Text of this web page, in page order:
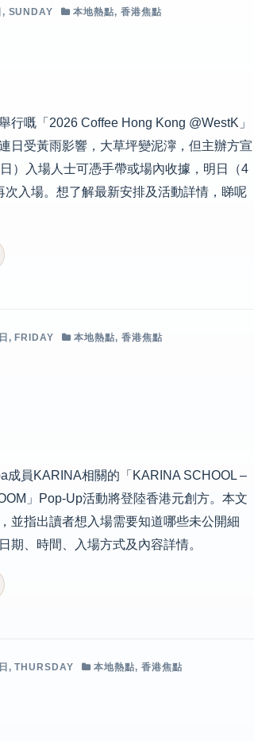
SUNDAY 本地熱點,香港焦點
行嘅「2026 Coffee Hong Kong @WestK」
日受黃雨影響，大草坪變泥濘，但主辦方宣
）入場人士可憑手帶或場內收據，明日（4
次入場。想了解最新安排及活動詳情，睇呢
, FRIDAY 本地熱點, 香港焦點
成員KARINA相關的「KARINA SCHOOL –
」Pop-Up活動將登陸香港元創方。本文
並指出讀者想入場需要知道哪些未公開細
期、時間、入場方式及內容詳情。
, THURSDAY 本地熱點, 香港焦點